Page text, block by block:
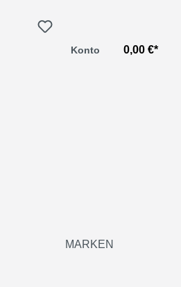
Konto 0,00 €*
MARKEN